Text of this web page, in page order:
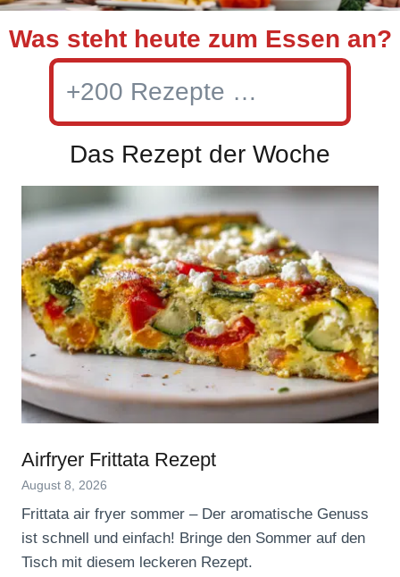
Was steht heute zum Essen an?
Das Rezept der Woche
Airfryer Frittata Rezept
August 8, 2026
Frittata air fryer sommer – Der aromatische Genuss
ist schnell und einfach! Bringe den Sommer auf den
Tisch mit diesem leckeren Rezept.